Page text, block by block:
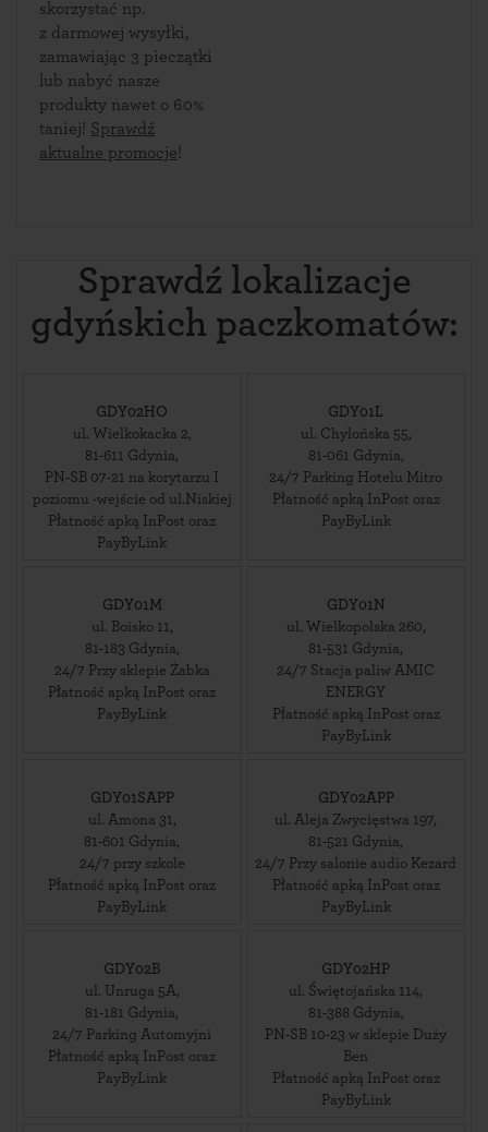
skorzystać np.
z darmowej wysyłki,
zamawiając 3 pieczątki
lub nabyć nasze
produkty nawet o 60%
taniej! Sprawdź
aktualne promocje!
Sprawdź lokalizacje
gdyńskich paczkomatów:
GDY02HO
ul. Wielkokacka 2,
81-611 Gdynia,
PN-SB 07-21 na korytarzu I
poziomu -wejście od ul.Niskiej
Płatność apką InPost oraz
PayByLink
GDY01L
ul. Chylońska 55,
81-061 Gdynia,
24/7 Parking Hotelu Mitro
Płatność apką InPost oraz
PayByLink
GDY01M
ul. Boisko 11,
81-183 Gdynia,
24/7 Przy sklepie Żabka
Płatność apką InPost oraz
PayByLink
GDY01N
ul. Wielkopolska 260,
81-531 Gdynia,
24/7 Stacja paliw AMIC
ENERGY
Płatność apką InPost oraz
PayByLink
GDY01SAPP
ul. Amona 31,
81-601 Gdynia,
24/7 przy szkole
Płatność apką InPost oraz
PayByLink
GDY02APP
ul. Aleja Zwycięstwa 197,
81-521 Gdynia,
24/7 Przy salonie audio Kezard
Płatność apką InPost oraz
PayByLink
GDY02B
ul. Unruga 5A,
81-181 Gdynia,
24/7 Parking Automyjni
Płatność apką InPost oraz
PayByLink
GDY02HP
ul. Świętojańska 114,
81-388 Gdynia,
PN-SB 10-23 w sklepie Duży
Ben
Płatność apką InPost oraz
PayByLink